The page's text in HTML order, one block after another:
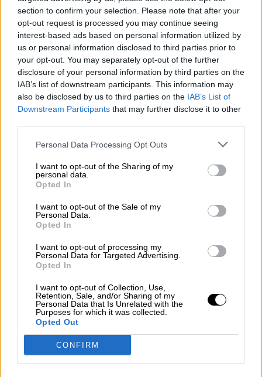
section to confirm your selection. Please note that after your
opt-out request is processed you may continue seeing
interest-based ads based on personal information utilized by
us or personal information disclosed to third parties prior to
your opt-out. You may separately opt-out of the further
disclosure of your personal information by third parties on the
IAB’s list of downstream participants. This information may
also be disclosed by us to third parties on the IAB’s List of
Downstream Participants that may further disclose it to other
Personal Data Processing Opt Outs
I want to opt-out of the Sharing of my
personal data.
Opted In
I want to opt-out of the Sale of my
Personal Data.
Opted In
I want to opt-out of processing my
Personal Data for Targeted Advertising.
Opted In
I want to opt-out of Collection, Use,
Retention, Sale, and/or Sharing of my
Personal Data that Is Unrelated with the
Purposes for which it was collected.
Opted Out
CONFIRM
Votantes y votados
Por Juan Manuel Beltrán
El Conflicto de Oriente Medio:
Un Nuevo Orden Autoritario
en Construcción
Por
Álvaro Frutos Rosado y Gabinete
Geopolítica de Crisis
Por Carlos Miranda
Clara Campoamor: Mi sueño,
mi pesadilla
Por María Pérez Herrero
NOTICIAS MAS VISTAS
OPINIONES PLURALES | VER PARA CREER